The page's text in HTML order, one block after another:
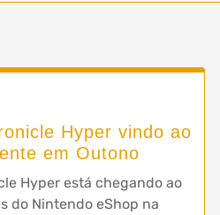
Hyper vindo ao
em Outono
Hyper está chegando ao
do Nintendo eShop na